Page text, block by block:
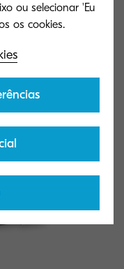
ou selecionar 'Eu